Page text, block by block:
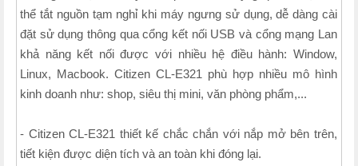
thể tắt nguồn tạm nghỉ khi máy ngưng sử dụng, dễ dàng cài
đặt sử dụng thông qua cổng kết nối USB và cổng mạng Lan
khả năng kết nối được với nhiều hệ điều hành: Window,
Linux, Macbook. Citizen CL-E321 phù hợp nhiều mô hình
kinh doanh như: shop, siêu thị mini, văn phòng phẩm,...
- Citizen CL-E321 thiết kế chắc chắn với nắp mở bên trên,
tiết kiện được diện tích và an toàn khi đóng lại.